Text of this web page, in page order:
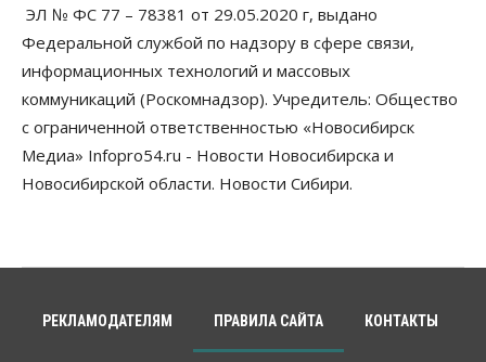
ЭЛ № ФС 77 – 78381 от 29.05.2020 г, выдано
Федеральной службой по надзору в сфере связи,
информационных технологий и массовых
коммуникаций (Роскомнадзор). Учредитель: Общество
с ограниченной ответственностью «Новосибирск
Медиа» Infopro54.ru - Новости Новосибирска и
Новосибирской области. Новости Сибири.
РЕКЛАМОДАТЕЛЯМ ПРАВИЛА САЙТА КОНТАКТЫ